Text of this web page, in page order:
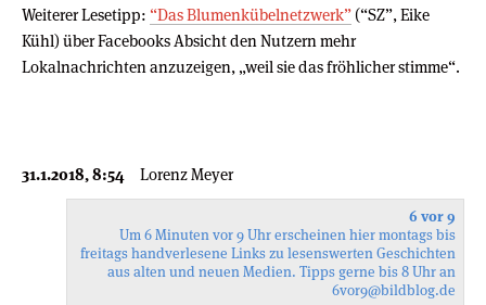
Weiterer Lesetipp: “Das Blumenkübelnetzwerk” (“SZ”, Eike
Kühl) über Facebooks Absicht den Nutzern mehr
Lokalnachrichten anzuzeigen, „weil sie das fröhlicher stimme“.
31.1.2018, 8:54 Lorenz Meyer
6 vor 9
Um 6 Minuten vor 9 Uhr erscheinen hier montags bis
freitags handverlesene Links zu lesenswerten Geschichten
aus alten und neuen Medien. Tipps gerne bis 8 Uhr an
6vor9@bildblog.de